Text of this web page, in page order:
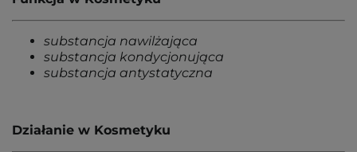
substancja nawilżająca
substancja kondycjonująca
substancja antystatyczna
Działanie w Kosmetyku